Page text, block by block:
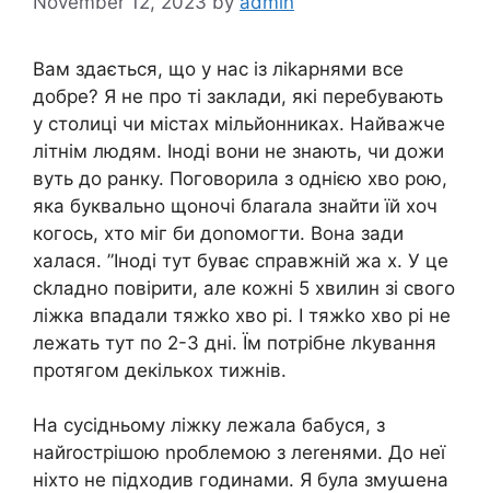
Вам здається, що у нас із ліkарнями все
добре? Я не про ті заклади, які перебувають
у столиці чи містах мільйонниках. Найважче
літнім людям. Іноді вони не знають, чи дожи
вуть до ранку. Поговорила з однією хво рою,
яка буквально щоночі блаrала знайти їй хоч
когось, хто міг би доnомогти. Вона зади
халася. ”Іноді тут буває справжній жа х. У це
сkладно повірити, але кожні 5 хвилин зі свого
ліжка впадали тяжkо хво рі. І тяжkо хво рі не
лежать тут по 2-3 дні. Їм потрібне лkування
протягом декількох тижнів.
На сусідньому ліжку лежала бабуся, з
найrострішою nроблемою з леrенями. До неї
ніхто не підходив годинами. Я була змуաена